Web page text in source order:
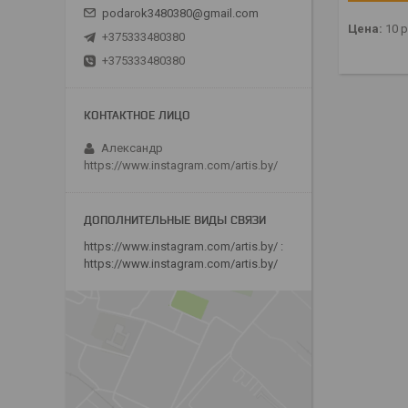
Цена: 10
podarok3480380@gmail.com
+375333480380
+375333480380
Александр
https://www.instagram.com/artis.by/
https://www.instagram.com/artis.by/
https://www.instagram.com/artis.by/